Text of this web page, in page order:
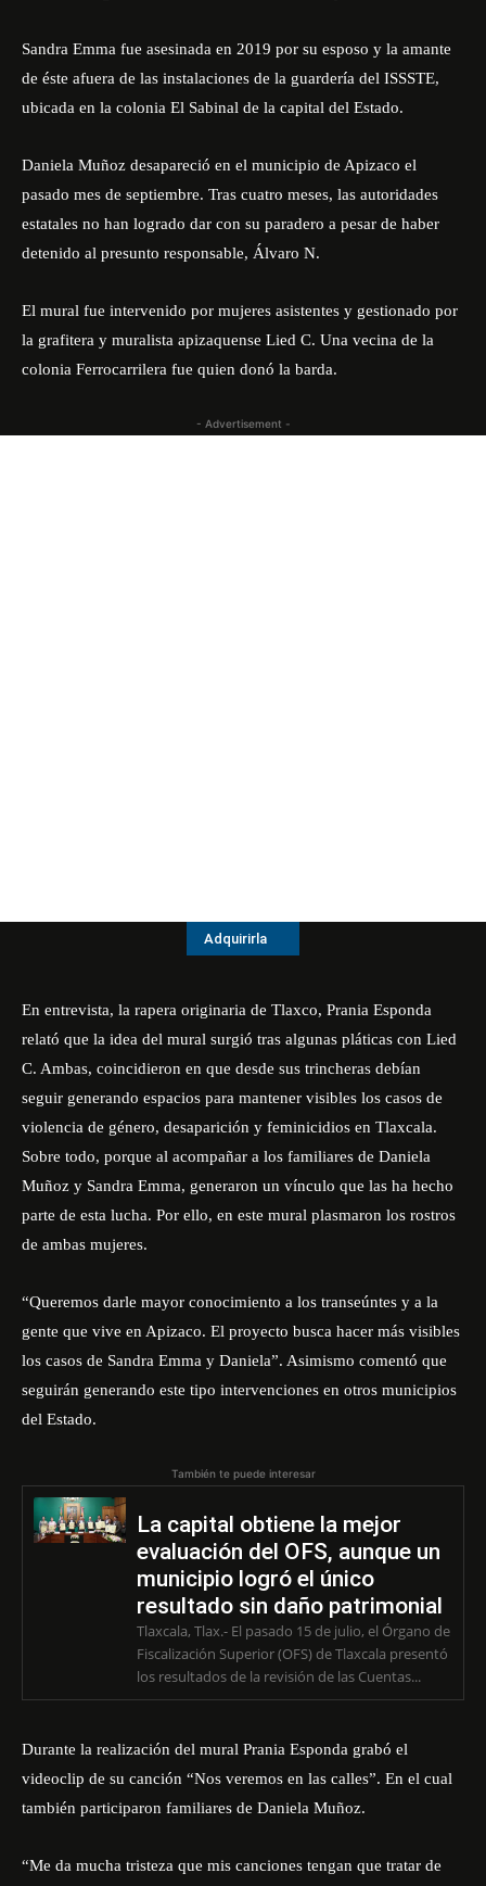
Sandra Emma fue asesinada en 2019 por su esposo y la amante
de éste afuera de las instalaciones de la guardería del ISSSTE,
ubicada en la colonia El Sabinal de la capital del Estado.
Daniela Muñoz desapareció en el municipio de Apizaco el
pasado mes de septiembre. Tras cuatro meses, las autoridades
estatales no han logrado dar con su paradero a pesar de haber
detenido al presunto responsable, Álvaro N.
El mural fue intervenido por mujeres asistentes y gestionado por
la grafitera y muralista apizaquense Lied C. Una vecina de la
colonia Ferrocarrilera fue quien donó la barda.
- Advertisement -
Adquirirla
En entrevista, la rapera originaria de Tlaxco, Prania Esponda
relató que la idea del mural surgió tras algunas pláticas con Lied
C. Ambas, coincidieron en que desde sus trincheras debían
seguir generando espacios para mantener visibles los casos de
violencia de género, desaparición y feminicidios en Tlaxcala.
Sobre todo, porque al acompañar a los familiares de Daniela
Muñoz y Sandra Emma, generaron un vínculo que las ha hecho
parte de esta lucha. Por ello, en este mural plasmaron los rostros
de ambas mujeres.
“Queremos darle mayor conocimiento a los transeúntes y a la
gente que vive en Apizaco. El proyecto busca hacer más visibles
los casos de Sandra Emma y Daniela”. Asimismo comentó que
seguirán generando este tipo intervenciones en otros municipios
del Estado.
También te puede interesar
La capital obtiene la mejor
evaluación del OFS, aunque un
municipio logró el único
resultado sin daño patrimonial
Tlaxcala, Tlax.- El pasado 15 de julio, el Órgano de
Fiscalización Superior (OFS) de Tlaxcala presentó
los resultados de la revisión de las Cuentas...
Durante la realización del mural Prania Esponda grabó el
videoclip de su canción “Nos veremos en las calles”. En el cual
también participaron familiares de Daniela Muñoz.
“Me da mucha tristeza que mis canciones tengan que tratar de